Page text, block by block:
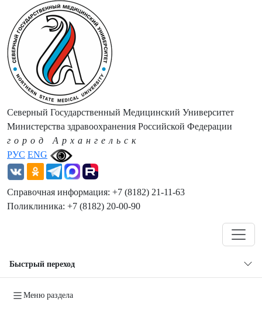
РУС ENG
Северный Государственный Медицинский Университет
Министерства здравоохранения Российской Федерации
город Архангельск
Справочная информация: +7 (8182) 21-11-63
Поликлиника: +7 (8182) 20-00-90
Быстрый переход
Меню раздела